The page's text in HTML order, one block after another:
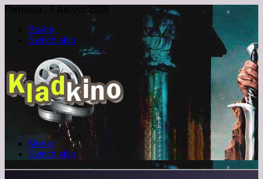
Пятница , 7 Август 2026
Войти
Switch skin
Меню
Switch skin